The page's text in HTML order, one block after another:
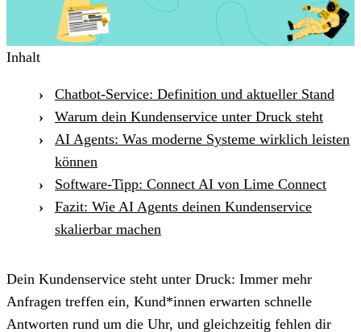
Inhalt
Chatbot-Service: Definition und aktueller Stand
Warum dein Kundenservice unter Druck steht
AI Agents: Was moderne Systeme wirklich leisten
können
Software-Tipp: Connect AI von Lime Connect
Fazit: Wie AI Agents deinen Kundenservice
skalierbar machen
Dein Kundenservice steht unter Druck: Immer mehr
Anfragen treffen ein, Kund*innen erwarten schnelle
Antworten rund um die Uhr, und gleichzeitig fehlen dir